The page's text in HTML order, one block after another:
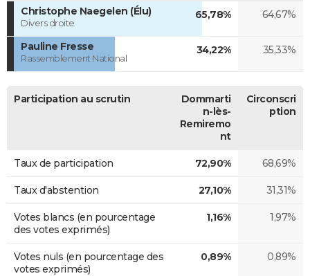
Christophe Naegelen (Élu)
Divers droite
65,78% 64,67%
Pauline Fresse
Rassemblement National
34,22% 35,33%
Participation au scrutin
Dommarti
n-lès-
Remiremo
nt
Circonscri
ption
Taux de participation 72,90% 68,69%
Taux d'abstention 27,10% 31,31%
Votes blancs (en pourcentage
des votes exprimés)
1,16% 1,97%
Votes nuls (en pourcentage des
votes exprimés)
0,89% 0,89%